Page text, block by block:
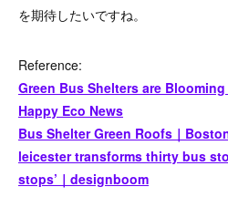
を期待したいですね。
Reference:
Green Bus Shelters are
Happy Eco News
Bus Shelter Green Roofs｜
leicester transforms thirty bus
stops’｜designboom